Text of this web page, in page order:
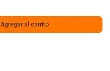
Agregar al carrito